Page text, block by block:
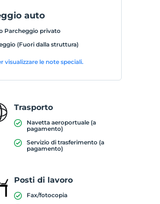
auto
Parcheggio privato
(Fuori dalla struttura)
visualizzare le note speciali.
Trasporto
Navetta aeroportuale (a
pagamento)
Servizio di trasferimento (a
pagamento)
Posti di lavoro
Fax/fotocopia